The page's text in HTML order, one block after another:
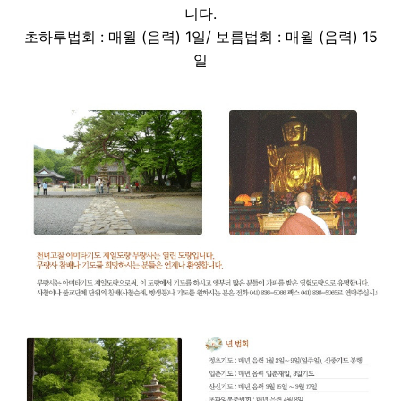
니다.
초하루법회 : 매월 (음력) 1일/ 보름법회 : 매월 (음력) 15
일